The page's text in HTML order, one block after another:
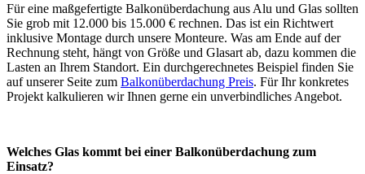
Für eine maßgefertigte Balkonüberdachung aus Alu und Glas sollten
Sie grob mit 12.000 bis 15.000 € rechnen. Das ist ein Richtwert
inklusive Montage durch unsere Monteure. Was am Ende auf der
Rechnung steht, hängt von Größe und Glasart ab, dazu kommen die
Lasten an Ihrem Standort. Ein durchgerechnetes Beispiel finden Sie
auf unserer Seite zum Balkonüberdachung Preis. Für Ihr konkretes
Projekt kalkulieren wir Ihnen gerne ein unverbindliches Angebot.
Welches Glas kommt bei einer Balkonüberdachung zum
Einsatz?